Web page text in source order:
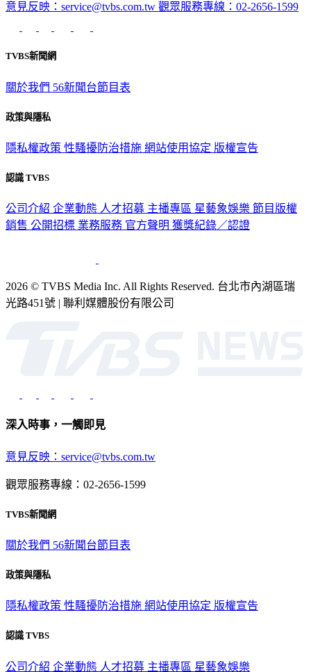
意見反映：service@tvbs.com.tw 觀眾服務專線：02-2656-1599
TVBS新聞網
關於我們 56新聞台節目表
政策與隱私
隱私權政策 性騷擾防治措施 網站使用協定 版權宣告
認識 TVBS
公司介紹 企業動態 人才招募 主播專區 星藝象娛樂 節目版權
銷售 公開招標 業務服務 官方聲明 獲獎紀錄／認證
2026 © TVBS Media Inc. All Rights Reserved. 台北市內湖區瑞
光路451號 | 聯利媒體股份有限公司
深入時事，一觸即見
意見反映：service@tvbs.com.tw
觀眾服務專線：02-2656-1599
TVBS新聞網
關於我們 56新聞台節目表
政策與隱私
隱私權政策 性騷擾防治措施 網站使用協定 版權宣告
認識 TVBS
公司介紹 企業動態 人才招募 主播專區 星藝象娛樂